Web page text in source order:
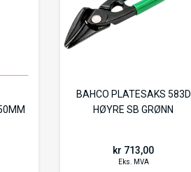
BAHCO PLATESAKS 583D
HØYRE SB GRØNN
kr 713,00
Eks. MVA